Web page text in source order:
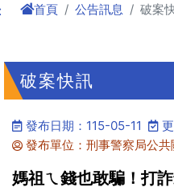
首頁 公告訊息 破案
破案快訊
發布日期：115-05-11
發布單位：刑事警察局公共
媽祖ㄟ錢也敢騙！打